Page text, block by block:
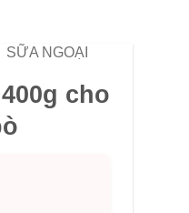
SỮA NGOẠI
cho